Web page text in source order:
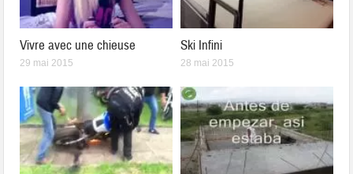
Vivre avec une chieuse
29 mai 2015
Ski Infini
28 mai 2015